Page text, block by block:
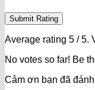
Submit Rating
Average rating 5 / 5.
No votes so far! Be
Cảm ơn bạn đã